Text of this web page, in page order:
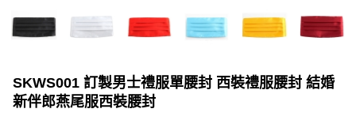
SKWS001 訂製男士禮服單腰封 西裝禮服腰封 結婚
新伴郎燕尾服西裝腰封